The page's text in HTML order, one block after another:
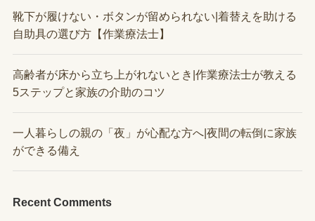
靴下が履けない・ボタンが留められない|着替えを助ける
自助具の選び方【作業療法士】
高齢者が床から立ち上がれないとき|作業療法士が教える
5ステップと家族の介助のコツ
一人暮らしの親の「夜」が心配な方へ|夜間の転倒に家族
ができる備え
Recent Comments